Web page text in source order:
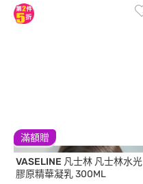
滿額贈
VASELINE 凡士林 凡士林水光
膠原精華凝乳 300ML